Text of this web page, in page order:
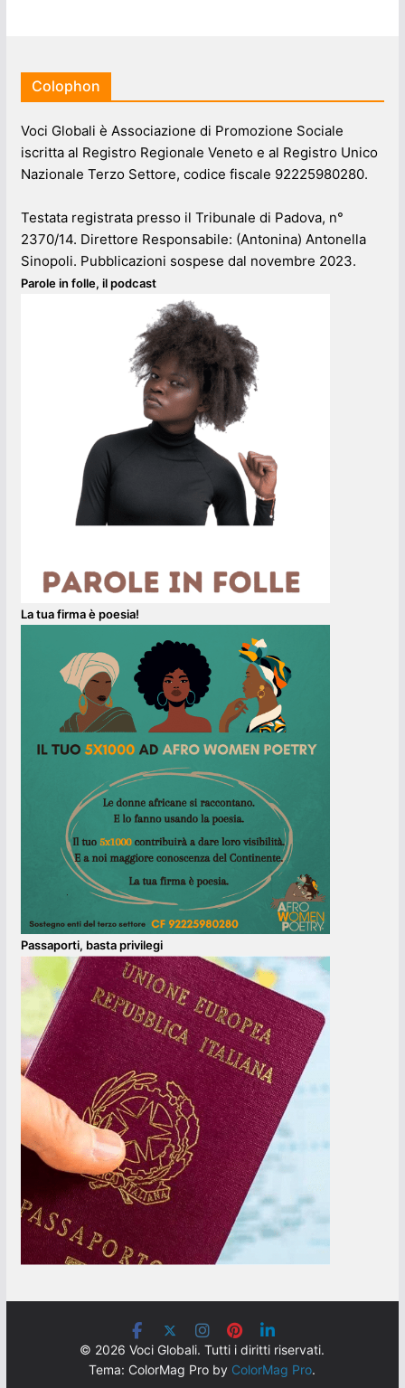
Colophon
Voci Globali è Associazione di Promozione Sociale
iscritta al Registro Regionale Veneto e al Registro Unico
Nazionale Terzo Settore, codice fiscale 92225980280.
Testata registrata presso il Tribunale di Padova, n°
2370/14. Direttore Responsabile: (Antonina) Antonella
Sinopoli. Pubblicazioni sospese dal novembre 2023.
Parole in folle, il podcast
La tua firma è poesia!
Passaporti, basta privilegi
© 2026 Voci Globali. Tutti i diritti riservati.
Tema: ColorMag Pro by ColorMag Pro.